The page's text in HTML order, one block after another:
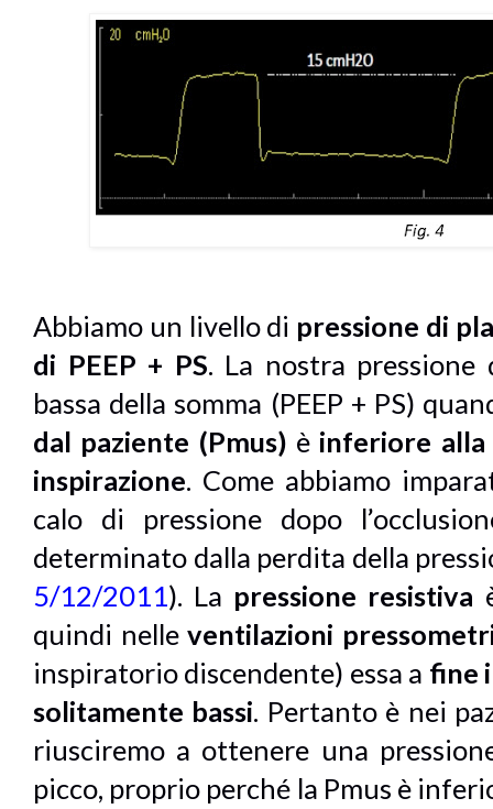
Abbiamo un livello di pressione di
di PEEP + PS. La nostra
bassa della somma (PEEP + PS)
dal paziente (Pmus) è inferiore alla
inspirazione. Come abbiamo
calo di pressione dopo
determinato dalla perdita della
5/12/2011). La pressione resistiva
quindi nelleventilazioni
inspiratorio discendente) essa a fine
solitamente bassi. Pertanto è nei
riusciremo a ottenere una
picco, proprio perché la Pmus è